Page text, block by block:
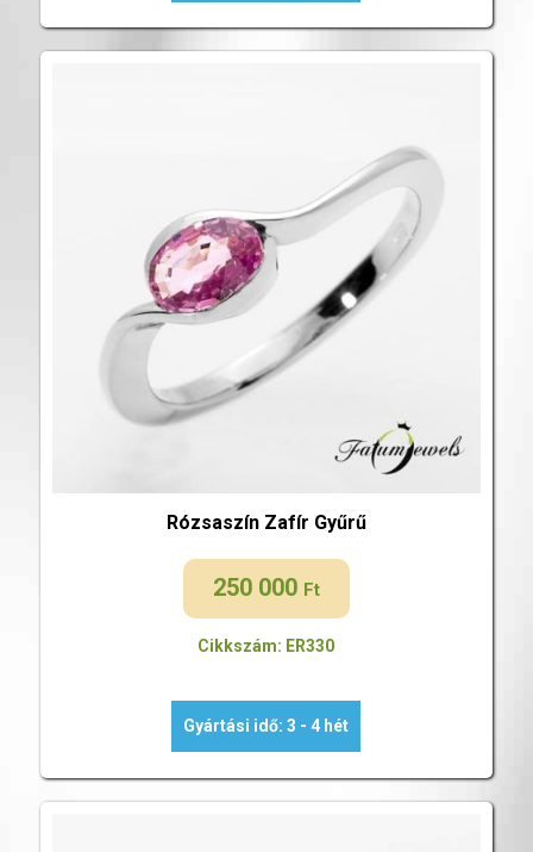
Rózsaszín Zafír Gyűrű
250 000 Ft
Cikkszám: ER330
Gyártási idő: 3 - 4 hét